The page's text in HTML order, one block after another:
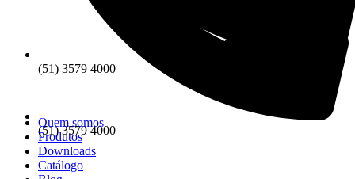
(51) 3579 4000
(51) 3579 4000
Quem somos
Produtos
Downloads
Catálogo